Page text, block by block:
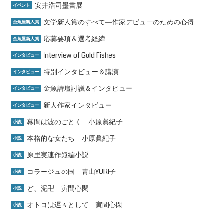
イベント 安井浩司墨書展
金魚屋新人賞 文学新人賞のすべて―作家デビューのための心得
金魚屋新人賞 応募要項＆選考経緯
インタビュー Interview of Gold Fishes
インタビュー 特別インタビュー＆講演
インタビュー 金魚詩壇討議＆インタビュー
インタビュー 新人作家インタビュー
小説 幕間は波のごとく 小原眞紀子
小説 本格的な女たち 小原眞紀子
小説 原里実連作短編小説
小説 コラージュの国 青山YURI子
小説 ど、泥卍 寅間心閑
小説 オトコは遅々として 寅間心閑